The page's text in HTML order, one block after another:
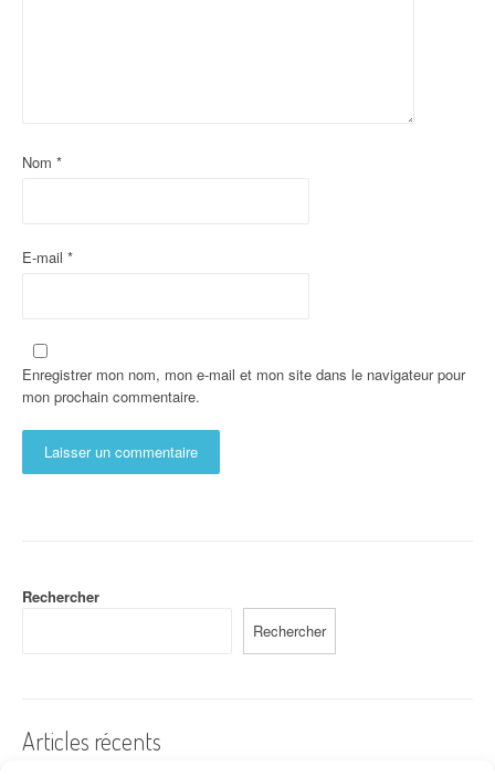
Nom *
E-mail *
Enregistrer mon nom, mon e-mail et mon site dans le navigateur pour
mon prochain commentaire.
Rechercher
Rechercher
Articles récents